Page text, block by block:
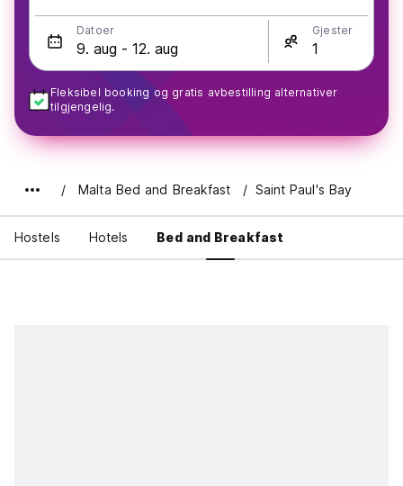
Datoer Gjester
Fleksibel booking og gratis avbestilling alternativer
tilgjengelig.
Malta Bed and Breakfast Saint Paul's Bay
Hostels Hotels Bed and Breakfast